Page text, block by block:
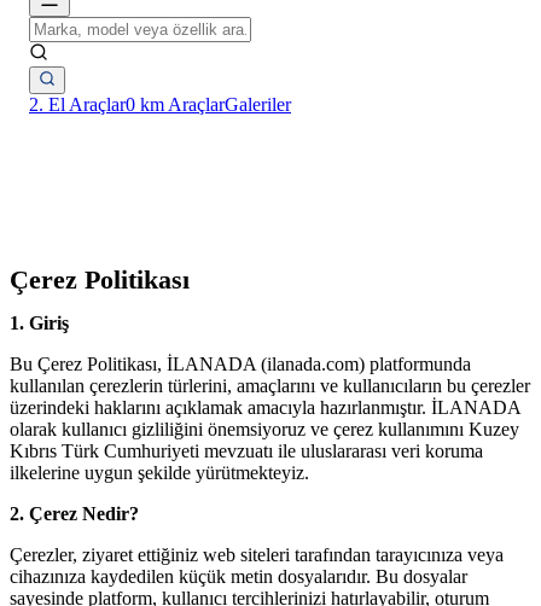
2. El Araçlar0 km AraçlarGaleriler
Çerez Politikası
1. Giriş
Bu Çerez Politikası, İLANADA (ilanada.com) platformunda
kullanılan çerezlerin türlerini, amaçlarını ve kullanıcıların bu çerezler
üzerindeki haklarını açıklamak amacıyla hazırlanmıştır. İLANADA
olarak kullanıcı gizliliğini önemsiyoruz ve çerez kullanımını Kuzey
Kıbrıs Türk Cumhuriyeti mevzuatı ile uluslararası veri koruma
ilkelerine uygun şekilde yürütmekteyiz.
2. Çerez Nedir?
Çerezler, ziyaret ettiğiniz web siteleri tarafından tarayıcınıza veya
cihazınıza kaydedilen küçük metin dosyalarıdır. Bu dosyalar
sayesinde platform, kullanıcı tercihlerinizi hatırlayabilir, oturum